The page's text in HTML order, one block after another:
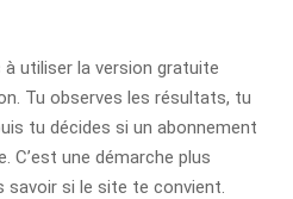
utiliser la version gratuite
Tu observes les résultats, tu
tu décides si un abonnement
C’est une démarche plus
savoir si le site te convient.